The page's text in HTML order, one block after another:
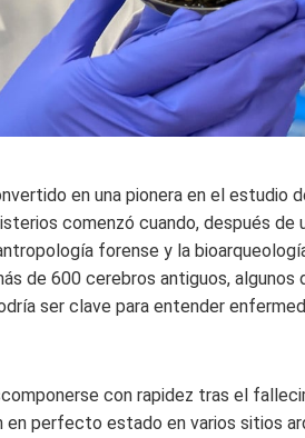
en una pionera en el estudio
comenzó cuando, después de
forense y la
de 600 cerebros antiguos, algunos
ser clave para entender
con rapidez tras el
perfecto estado en varios sitios